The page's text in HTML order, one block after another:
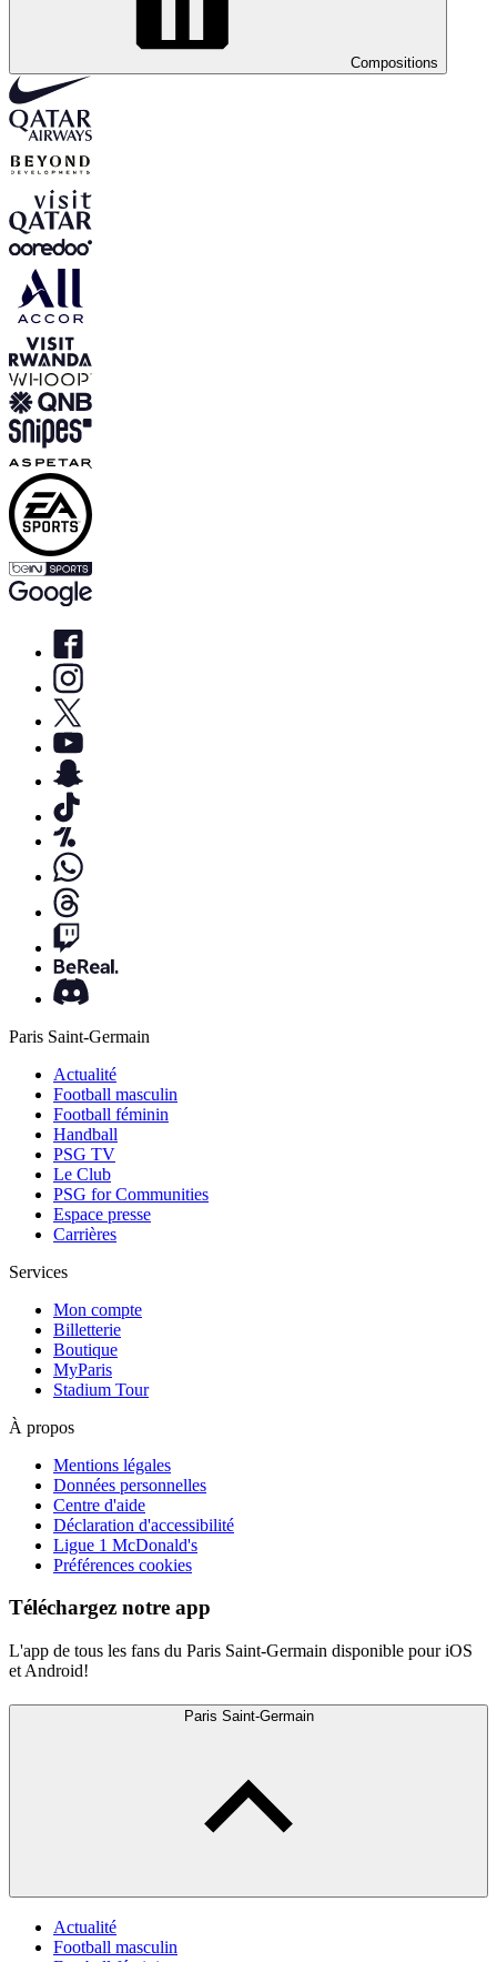
Compositions
Paris Saint-Germain
Actualité
Football masculin
Football féminin
Handball
PSG TV
Le Club
PSG for Communities
Espace presse
Carrières
Services
Mon compte
Billetterie
Boutique
MyParis
Stadium Tour
À propos
Mentions légales
Données personnelles
Centre d'aide
Déclaration d'accessibilité
Ligue 1 McDonald's
Préférences cookies
Téléchargez notre app
L'app de tous les fans du Paris Saint-Germain disponible pour iOS
et Android!
Paris Saint-Germain
Actualité
Football masculin